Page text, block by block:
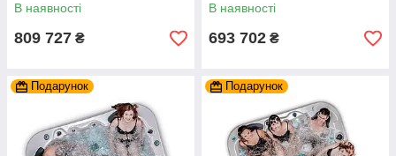
В наявності
809 727 ₴
В наявності
693 702 ₴
Подарунок Подарунок